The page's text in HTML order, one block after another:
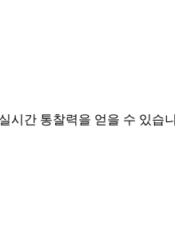
간 통찰력을 얻을 수 있습